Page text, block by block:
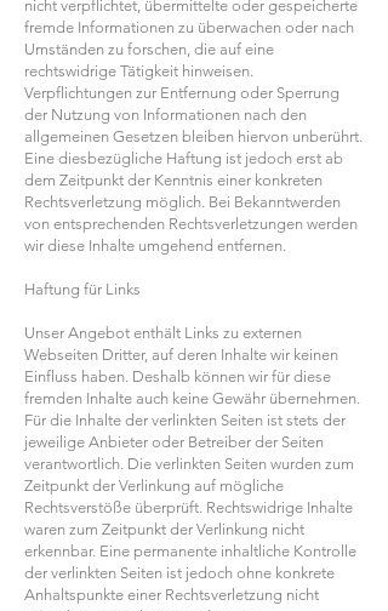
nicht verpflichtet, übermittelte oder gespeicherte
fremde Informationen zu überwachen oder nach
Umständen zu forschen, die auf eine
rechtswidrige Tätigkeit hinweisen.
Verpflichtungen zur Entfernung oder Sperrung
der Nutzung von Informationen nach den
allgemeinen Gesetzen bleiben hiervon unberührt.
Eine diesbezügliche Haftung ist jedoch erst ab
dem Zeitpunkt der Kenntnis einer konkreten
Rechtsverletzung möglich. Bei Bekanntwerden
von entsprechenden Rechtsverletzungen werden
wir diese Inhalte umgehend entfernen.
Haftung für Links
Unser Angebot enthält Links zu externen
Webseiten Dritter, auf deren Inhalte wir keinen
Einfluss haben. Deshalb können wir für diese
fremden Inhalte auch keine Gewähr übernehmen.
Für die Inhalte der verlinkten Seiten ist stets der
jeweilige Anbieter oder Betreiber der Seiten
verantwortlich. Die verlinkten Seiten wurden zum
Zeitpunkt der Verlinkung auf mögliche
Rechtsverstöße überprüft. Rechtswidrige Inhalte
waren zum Zeitpunkt der Verlinkung nicht
erkennbar. Eine permanente inhaltliche Kontrolle
der verlinkten Seiten ist jedoch ohne konkrete
Anhaltspunkte einer Rechtsverletzung nicht